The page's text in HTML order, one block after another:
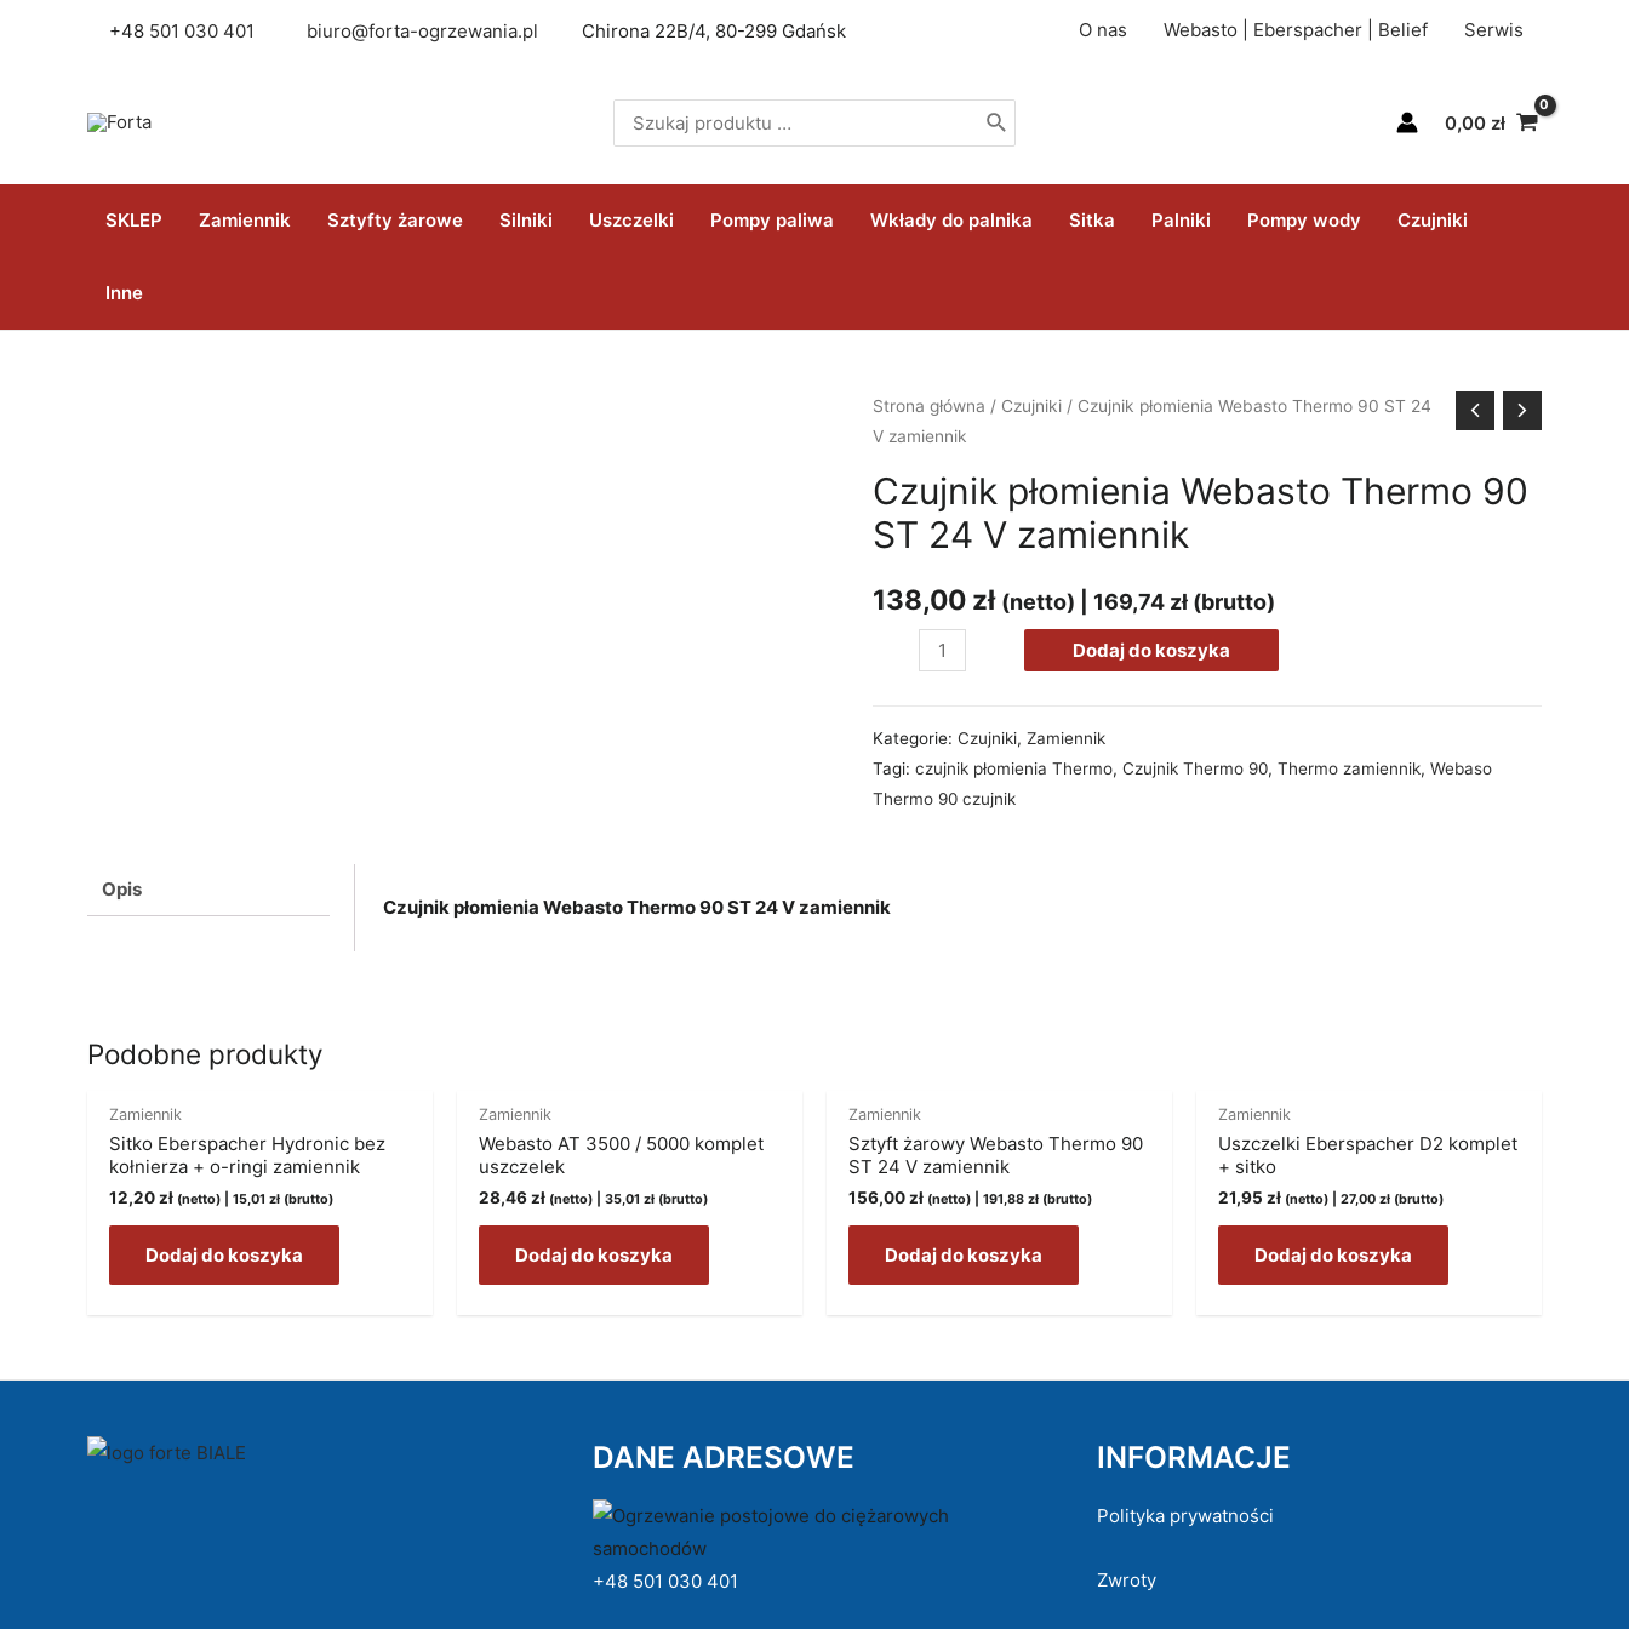
+48 501 030 401 biuro@forta-ogrzewania.pl Chirona 22B/4, 80-299 Gdańsk O nas Webasto | Eberspacher | Belief Serwis
for:
0,00 zł
SKLEP Zamiennik Sztyfty żarowe Silniki Uszczelki Pompy paliwa Wkłady do palnika Sitka Palniki Pompy wody Czujniki
Inne
Strona główna / Czujniki / Czujnik płomienia Webasto Thermo 90 ST 24
V zamiennik
Czujnik płomienia Webasto Thermo 90
ST 24 V zamiennik
138,00 zł (netto) | 169,74 zł (brutto)
Czujnik
Webasto
Thermo
90
V
Dodaj do koszyka
Kategorie: Czujniki, Zamiennik
Tagi: czujnik płomienia Thermo, Czujnik Thermo 90, Thermo zamiennik, Webaso
Thermo 90 czujnik
Opis
Czujnik płomienia Webasto Thermo 90 ST 24 V zamiennik
Podobne produkty
Zamiennik
Sitko Eberspacher Hydronic bez
kołnierza + o-ringi zamiennik
12,20zł (netto) | 15,01 zł (brutto)
Dodaj do koszyka
Zamiennik
Webasto AT 3500 / 5000 komplet
uszczelek
28,46zł (netto) | 35,01 zł (brutto)
Dodaj do koszyka
Zamiennik
Sztyft żarowy Webasto Thermo 90
ST 24 V zamiennik
156,00zł (netto) | 191,88 zł (brutto)
Dodaj do koszyka
Zamiennik
Uszczelki Eberspacher D2 komplet
+ sitko
21,95 zł (netto) | 27,00 zł (brutto)
Dodaj do koszyka
DANE ADRESOWE
+48 501 030 401
INFORMACJE
Polityka prywatności
Zwroty